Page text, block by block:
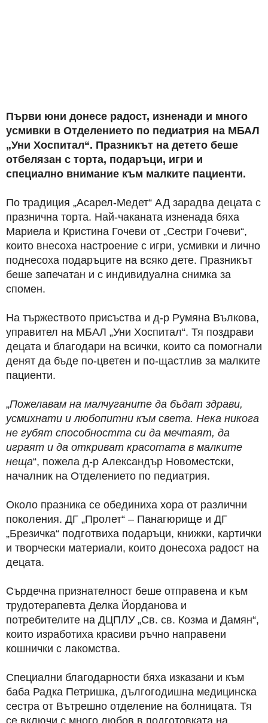
Първи юни донесе радост, изненади и много
усмивки в Отделението по педиатрия на МБАЛ
„Уни Хоспитал“. Празникът на детето беше
отбелязан с торта, подаръци, игри и
специално внимание към малките пациенти.
По традиция „Асарел-Медет“ АД зарадва децата с
празнична торта. Най-чаканата изненада бяха
Мариела и Кристина Гочеви от „Сестри Гочеви“,
които внесоха настроение с игри, усмивки и лично
поднесоха подаръците на всяко дете. Празникът
беше запечатан и с индивидуална снимка за
спомен.
На тържеството присъства и д-р Румяна Вълкова,
управител на МБАЛ „Уни Хоспитал“. Тя поздрави
децата и благодари на всички, които са помогнали
денят да бъде по-цветен и по-щастлив за малките
пациенти.
„Пожелавам на малчуганите да бъдат здрави,
усмихнати и любопитни към света. Нека никога
не губят способността си да мечтаят, да
играят и да откриват красотата в малките
неща“, пожела д-р Александър Новоместски,
началник на Отделението по педиатрия.
Около празника се обединиха хора от различни
поколения. ДГ „Пролет“ – Панагюрище и ДГ
„Брезичка“ подготвиха подаръци, книжки, картички
и творчески материали, които донесоха радост на
децата.
Сърдечна признателност беше отправена и към
трудотерапевта Делка Йорданова и
потребителите на ДЦПЛУ „Св. св. Козма и Дамян“,
които изработиха красиви ръчно направени
кошнички с лакомства.
Специални благодарности бяха изказани и към
баба Радка Петришка, дългогодишна медицинска
сестра от Вътрешно отделение на болницата. Тя
се включи с много любов в подготовката на